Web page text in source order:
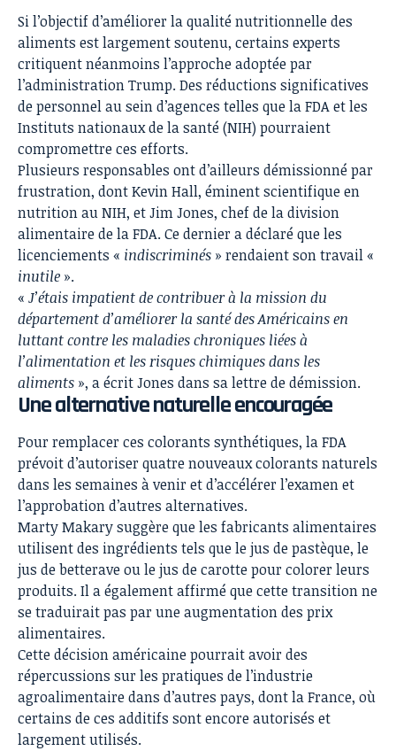
Si l’objectif d’améliorer la qualité nutritionnelle des
aliments est largement soutenu, certains experts
critiquent néanmoins l’approche adoptée par
l’administration Trump. Des réductions significatives
de personnel au sein d’agences telles que la FDA et les
Instituts nationaux de la santé (NIH) pourraient
compromettre ces efforts.
Plusieurs responsables ont d’ailleurs démissionné par
frustration, dont Kevin Hall, éminent scientifique en
nutrition au NIH, et Jim Jones, chef de la division
alimentaire de la FDA. Ce dernier a déclaré que les
licenciements « indiscriminés » rendaient son travail «
inutile ».
« J’étais impatient de contribuer à la mission du
département d’améliorer la santé des Américains en
luttant contre les maladies chroniques liées à
l’alimentation et les risques chimiques dans les
aliments », a écrit Jones dans sa lettre de démission.
Une alternative naturelle encouragée
Pour remplacer ces colorants synthétiques, la FDA
prévoit d’autoriser quatre nouveaux colorants naturels
dans les semaines à venir et d’accélérer l’examen et
l’approbation d’autres alternatives.
Marty Makary suggère que les fabricants alimentaires
utilisent des ingrédients tels que le jus de pastèque, le
jus de betterave ou le jus de carotte pour colorer leurs
produits. Il a également affirmé que cette transition ne
se traduirait pas par une augmentation des prix
alimentaires.
Cette décision américaine pourrait avoir des
répercussions sur les pratiques de l’industrie
agroalimentaire dans d’autres pays, dont la France, où
certains de ces additifs sont encore autorisés et
largement utilisés.